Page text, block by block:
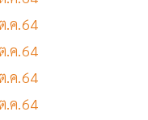
.ค.64
.ค.64
.ค.64
.ค.64